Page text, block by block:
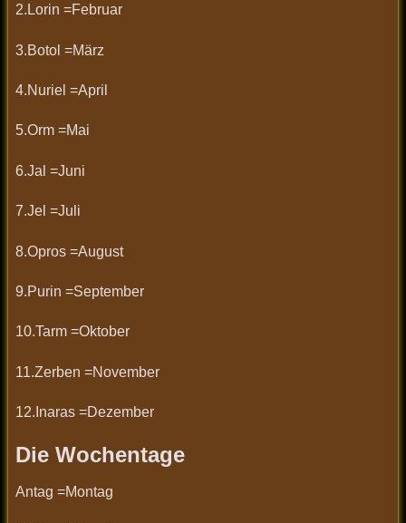
2.Lorin =Februar
3.Botol =März
4.Nuriel =April
5.Orm =Mai
6.Jal =Juni
7.Jel =Juli
8.Opros =August
9.Purin =September
10.Tarm =Oktober
11.Zerben =November
12.Inaras =Dezember
Die Wochentage
Antag =Montag